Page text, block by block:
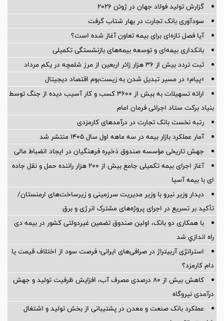
گزارش تولید فولاد جهان در ژوئن ۲۰۲۶
سودآوری بانک تجارت در بهار شتاب گرفت
آیا فصل تازه‌ای برای بیمه تعاون آغاز شده است؟
بانکداری بیمه‌ای و توسعه بیمه‌های بازنشستگی تکمیلی
ثبت تردد بیش از ۳۶ هزار زائر اربعین از مرز شلمچه در یکم مرداد
«پیام» در مسیر تبدیل شدن به زیست‌بوم اقتصاد دیجیتال
ارائه تسهیلات به بیش از ۳۶۰۰ کسب و کار آسیب دیده از جنگ توسط
بنیاد برکت ستاد اجرائی فرمان امام
رتبه نخست بانک تجارت در درآمدهای کارمزدی
آمار عملكرد بازار بیمه در سه ماهه اول سال 1405 منتشر شد
جهش تاریخی مؤسسه صندوق ذخیره فرهنگیان در ایجاد انضباط مالی
آغاز اجرای بیمه تکمیلی جامع بیش از ۲۰۰ هزار راننده حمل و نقل جاده
ای با بیمه آسیا
دیدار وزیر نیرو با وزیر مدیریت سرزمینی و زیرساخت‌های ارمنستان/
تأکید بر تسریع در اجرای پروژه‌های مشترک انرژی و برق
با همکاری دو بانک، اولین صندوق تضمین غیردولتی کشور در بیمه دی
راه اندازي شد
استراتژی آربیتراژ در صرافی‌های ایرانی؛ فرصت سود از اختلاف قیمت یا
دام کارمزد؟
کاهش بیش از ۸۰ درصدی مصرف آب، افزایش ظرفیت تولید و جهش
درآمدی نیروگاه
عملکرد بانک صنعت و معدن در پشتیبانی از بخش تولید و اشتغال